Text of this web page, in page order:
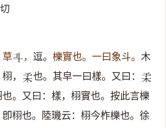
草𣁬 ， 逗。 櫟實也。一曰象斗。 木
， 𣏗 也。其皁一曰樣。又曰： 𣏗
也。又曰：樣，栩實也。按此言櫟
栩也。陸璣云：栩今柞櫟也。徐